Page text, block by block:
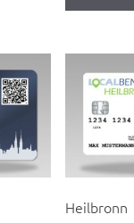
Heilbronn